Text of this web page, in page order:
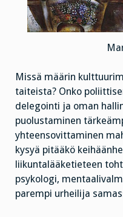
Missä määrin
taiteista? Onko
delegointi ja oman
puolustaminen
yhteensovittaminen
kysyä pitääkö
liikuntalääketieteen
psykologi,
parempi urheilija